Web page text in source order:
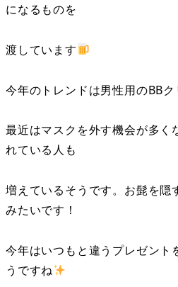
になるものを
渡しています
今年のトレンドは男性用のBB
最近はマスクを外す機会が多く
れている人も
増えているそうです。お髭を隠
みたいです！
今年はいつもと違うプレゼント
うですね